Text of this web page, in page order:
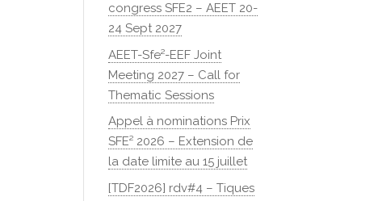
congress SFE2 – AEET 20-
24 Sept 2027
AEET-Sfe²-EEF Joint
Meeting 2027 – Call for
Thematic Sessions
Appel à nominations Prix
SFE² 2026 – Extension de
la date limite au 15 juillet
[TDF2026] rdv#4 – Tiques